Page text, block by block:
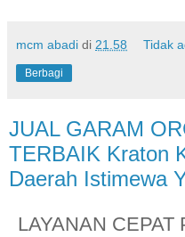
mcm abadi di 21.58 Tidak
Berbagi
JUAL GARAM
TERBAIK Kraton
Daerah Istimewa
LAYANAN